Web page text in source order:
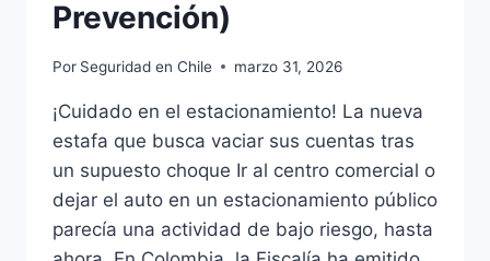
Prevención)
Por Seguridad en Chile marzo 31, 2026
¡Cuidado en el estacionamiento! La nueva
estafa que busca vaciar sus cuentas tras
un supuesto choque Ir al centro comercial o
dejar el auto en un estacionamiento público
parecía una actividad de bajo riesgo, hasta